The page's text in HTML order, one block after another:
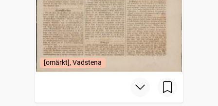
[omärkt], Vadstena